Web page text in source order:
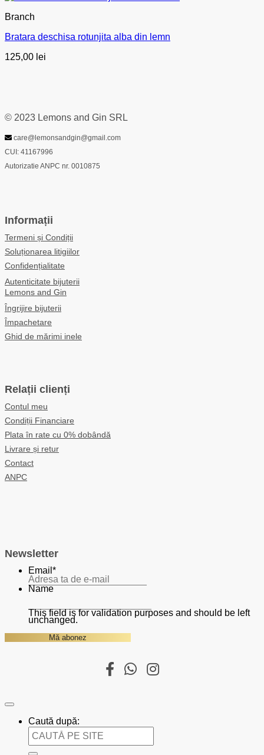
Branch
Bratara deschisa rotunjita alba din lemn
125,00 lei
© 2023 Lemons and Gin SRL
care@lemonsandgin@gmail.com
CUI: 41167996
Autorizatie ANPC nr. 0010875
Informații
Termeni și Condiții
Soluționarea litigiilor
Confidențialitate
Autenticitate bijuterii
Lemons and Gin
Îngrijire bijuterii
Împachetare
Ghid de mărimi inele
Relații clienți
Contul meu
Condiții Financiare
Plata în rate cu 0% dobândă
Livrare și retur
Contact
ANPC
Newsletter
Email *
Name
This field is for validation purposes and should be left
unchanged.
Caută după: